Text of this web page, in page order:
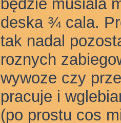
będzie musiala
deska ¾ cala.
tak nadal
roznych
wywoze czy
pracuje i
(po prostu cos